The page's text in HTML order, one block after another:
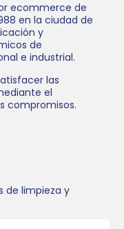
ecommerce de
en la ciudad de
y
de
e industrial.
las
el
compromisos.
de limpieza y